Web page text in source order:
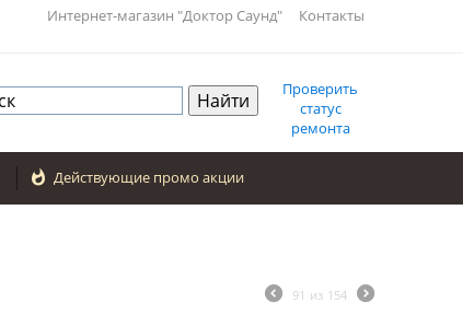
Интернет-магазин "Доктор Саунд" Контакты
Проверить
статус
ремонта
 Действующие промо акции
91 из 154